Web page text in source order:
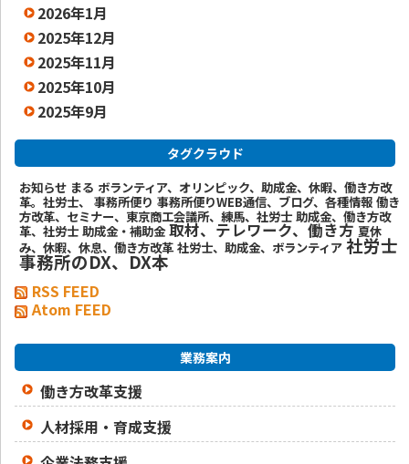
2026年1月
2025年12月
2025年11月
2025年10月
2025年9月
タグクラウド
お知らせ まる ボランティア、オリンピック、助成金、休暇、働き方改
革。社労士、
事務所便り 事務所便りWEB通信、ブログ、各種情報 働き
方改革、セミナー、東京商工会議所、練馬、社労士 助成金、働き方改
革、社労士 助成金・補助金 取材、テレワーク、働き方 夏休
み、休暇、休息、働き方改革 社労士、助成金、ボランティア 社労士
事務所のDX、DX本
RSS FEED
Atom FEED
業務案内
働き方改革支援
人材採用・育成支援